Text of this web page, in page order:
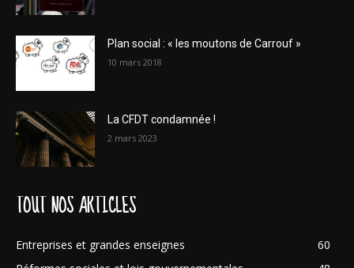
Plan social : « les moutons de Carrouf »
10 mars 2018
La CFDT condamnée !
2 mars 2023
TOUT NOS ARTICLES
Entreprises et grandes enseignes
60